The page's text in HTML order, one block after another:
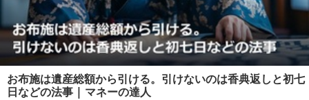
お布施は遺産総額から引ける。引けないのは香典返しと初七
日などの法事 | マネーの達人